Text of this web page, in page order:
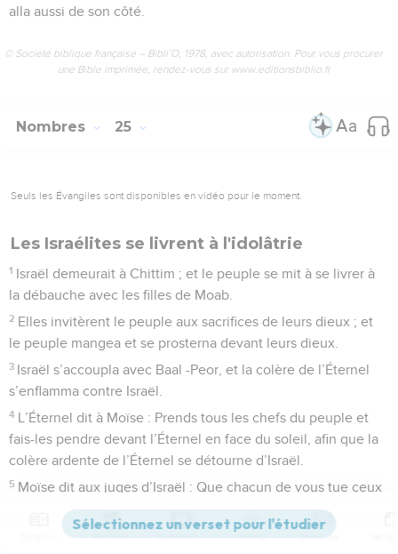
alla aussi de son côté.
© Société biblique française – Bibli’O, 1978, avec autorisation. Pour vous procurer
une Bible imprimée, rendez-vous sur www.editionsbiblio.fr
Nombres 25
Seuls les Évangiles sont disponibles en vidéo pour le moment.
Les Israélites se livrent à l'idolâtrie
1 Israël demeurait à Chittim ; et le peuple se mit à se livrer à
la débauche avec les filles de Moab.
2 Elles invitèrent le peuple aux sacrifices de leurs dieux ; et
le peuple mangea et se prosterna devant leurs dieux.
3 Israël s’accoupla avec Baal -Peor, et la colère de l’Éternel
s’enflamma contre Israël.
4 L’Éternel dit à Moïse : Prends tous les chefs du peuple et
fais-les pendre devant l’Éternel en face du soleil, afin que la
colère ardente de l’Éternel se détourne d’Israël.
5 Moïse dit aux juges d’Israël : Que chacun de vous tue ceux
de ses gens qui se sont accouplés à Baal-Peor.
Et voici qu’un homme des Israélites vint et amena vers ses
Versions Commentaires Strong